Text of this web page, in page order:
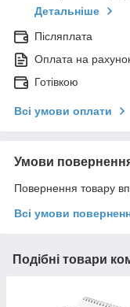
Детальніше
Післяплата
Оплата на
Готівкою
Всі умови оплати
Умови
Повернення товару
Всі умови
Подібні товари